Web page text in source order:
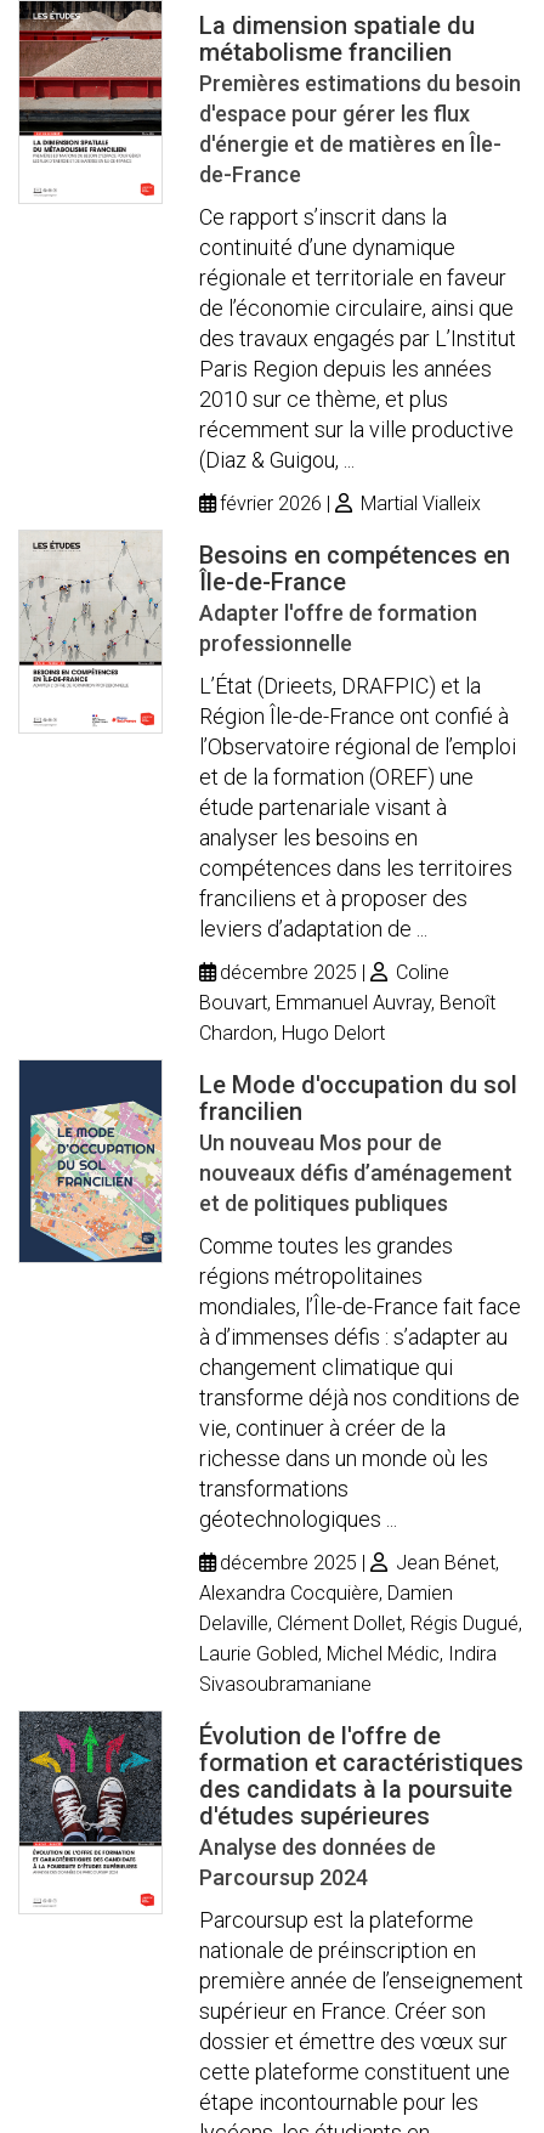
La dimension spatiale du
métabolisme francilien
Premières estimations du besoin
d'espace pour gérer les flux
d'énergie et de matières en Île-
de-France
Ce rapport s’inscrit dans la
continuité d’une dynamique
régionale et territoriale en faveur
de l’économie circulaire, ainsi que
des travaux engagés par L’Institut
Paris Region depuis les années
2010 sur ce thème, et plus
récemment sur la ville productive
(Diaz & Guigou, ...
février 2026 Martial Vialleix
Besoins en compétences en
Île-de-France
Adapter l'offre de formation
professionnelle
L’État (Drieets, DRAFPIC) et la
Région Île-de-France ont confié à
l’Observatoire régional de l’emploi
et de la formation (OREF) une
étude partenariale visant à
analyser les besoins en
compétences dans les territoires
franciliens et à proposer des
leviers d’adaptation de ...
décembre 2025
Coline
Bouvart, Emmanuel Auvray, Benoît
Chardon, Hugo Delort
Le Mode d'occupation du sol
francilien
Un nouveau Mos pour de
nouveaux défis d’aménagement
et de politiques publiques
Comme toutes les grandes
régions métropolitaines
mondiales, l’Île-de-France fait face
à d’immenses défis : s’adapter au
changement climatique qui
transforme déjà nos conditions de
vie, continuer à créer de la
richesse dans un monde où les
transformations
géotechnologiques ...
décembre 2025
Jean Bénet,
Alexandra Cocquière, Damien
Delaville, Clément Dollet, Régis Dugué,
Laurie Gobled, Michel Médic, Indira
Sivasoubramaniane
Évolution de l'offre de
formation et caractéristiques
des candidats à la poursuite
d'études supérieures
Analyse des données de
Parcoursup 2024
Parcoursup est la plateforme
nationale de préinscription en
première année de l’enseignement
supérieur en France. Créer son
dossier et émettre des vœux sur
cette plateforme constituent une
étape incontournable pour les